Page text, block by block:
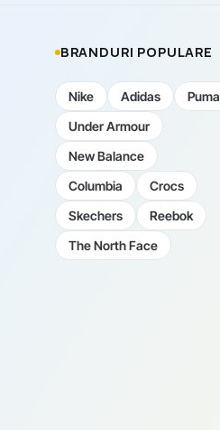
BRANDURI POPULARE
Nike Adidas
Puma
Under Armour
New Balance
Columbia
Crocs
Skechers
Reebok
The North Face